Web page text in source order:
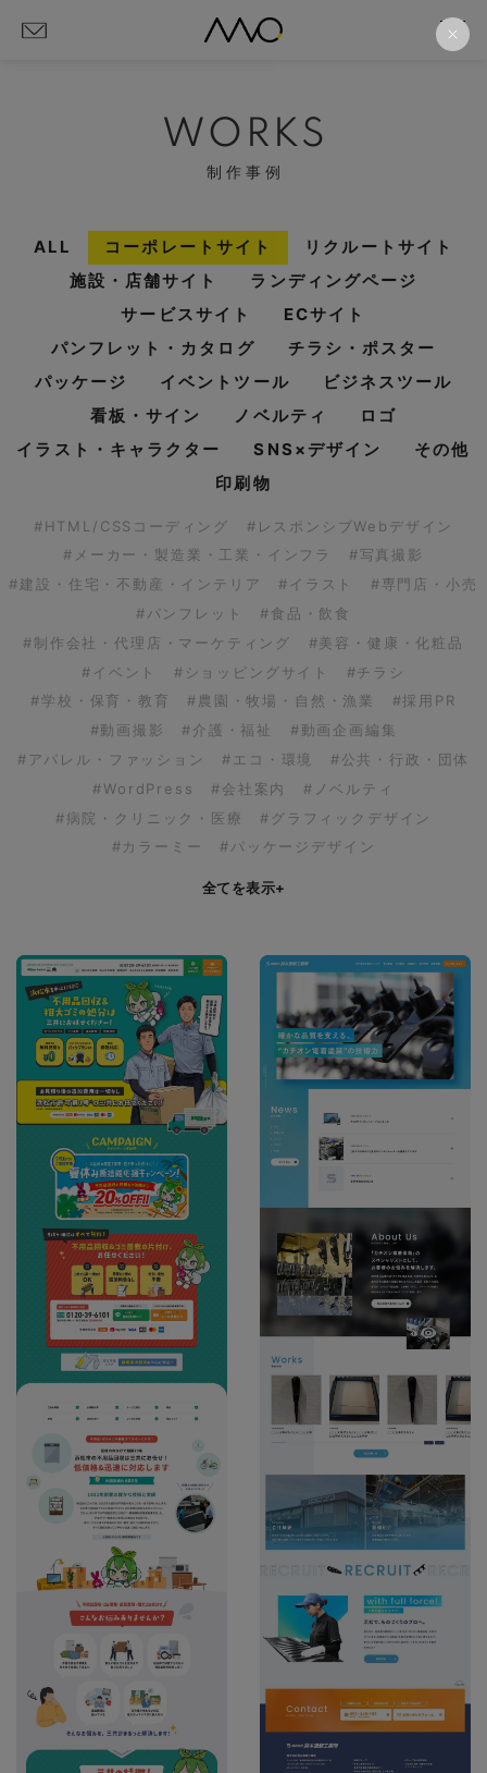
WORKS
制作事例
ALL コーポレートサイト
リクルートサイト
施設・店舗サイト
ランディングページ
サービスサイト
ECサイト
パンフレット・カタログ
チラシ・ポスター
パッケージ
イベントツール
ビジネスツール
看板・サイン
ノベルティ
ロゴ
イラスト・キャラクター
SNS×デザイン
その他
印刷物
#HTML/CSSコーディング
#レスポンシブWebデザイン
#メーカー・製造業・工業・インフラ
#写真撮影
#建設・住宅・不動産・インテリア
#イラスト
#専門店・小売
#パンフレット
#食品・飲食
#制作会社・代理店・マーケティング
#美容・健康・化粧品
#イベント
#ショッピングサイト
#チラシ
#学校・保育・教育
#農園・牧場・自然・漁業
#採用PR
#動画撮影
#介護・福祉
#動画企画編集
#アパレル・ファッション
#エコ・環境
#公共・行政・団体
#WordPress
#会社案内
#ノベルティ
#病院・クリニック・医療
#グラフィックデザイン
#カラーミー
#パッケージデザイン
全てを表示+